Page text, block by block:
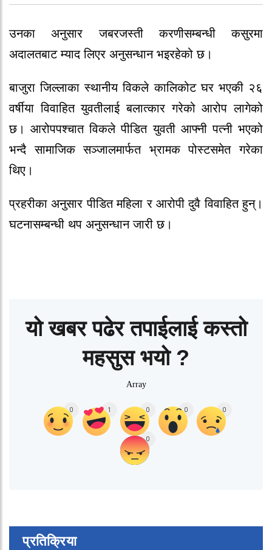
उनका अनुसार जबरजस्ती करणीसम्बन्धी कसुरमा
अदालतबाट म्याद लिएर अनुसन्धान भइरहेको छ।
बाजुरा जिल्लाका स्थानीय विकले कालिकोट घर भएकी २६
वर्षीया विवाहित युवतीलाई बलात्कार गरेको आरोप लागेको
छ। आरोपपश्चात विकले पीडित युवती आफ्नी पत्नी भएको
भन्दै सामाजिक सञ्जालमार्फत भ्रामक पोस्टसमेत गरेका
थिए।
प्रहरीका अनुसार पीडित महिला र आरोपी दुवै विवाहित हुन्।
घटनासम्बन्धी थप अनुसन्धान जारी छ।
यो खबर पढेर तपाईलाई कस्तो
महसुस भयो ?
Array
0 1 0 0 0
0
प्रतिक्रिया